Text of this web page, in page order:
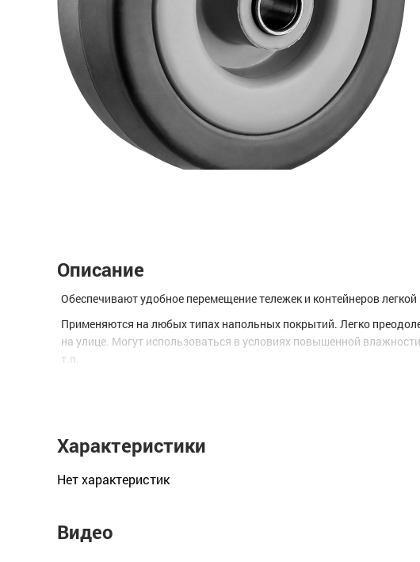
Описание
Обеспечивают удобное перемещение тележек и контейнеров
Применяются на любых типах напольных покрытий. Легко
на улице. Могут использоваться в условиях повышенной
т.п.
Посадочная ось, мм 10
Длина втулки, мм 25
Характеристики
Нет xарактеристик
Видео